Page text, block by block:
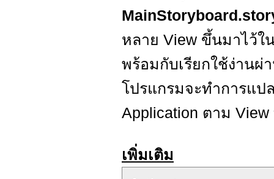
หลาย View ขึ้นมาไว้ใ
พร้อมกับเรียกใช้ง่านผ่
โปรแกรมจะทำการแป
Application ตาม
เพิ่มเติม